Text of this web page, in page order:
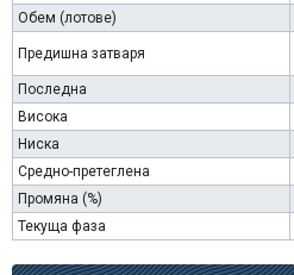
Обем (лотове)
Предишна затваря
Последна
Висока
Ниска
Средно-претеглена
Промяна (%)
Текуща фаза